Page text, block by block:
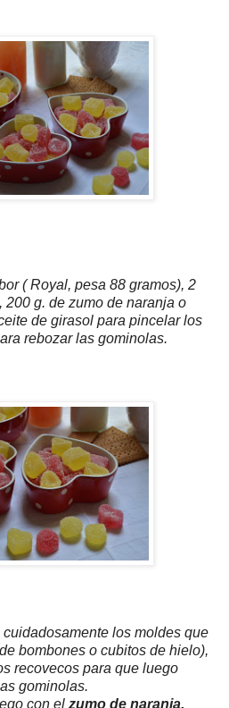
( Royal, pesa 88 gramos), 2
g. de zumo de naranja o
de girasol para pincelar los
rebozar las gominolas.
cuidadosamente los moldes que
bombones o cubitos de hielo),
recovecos para que luego
gominolas.
con el zumo de naranja.